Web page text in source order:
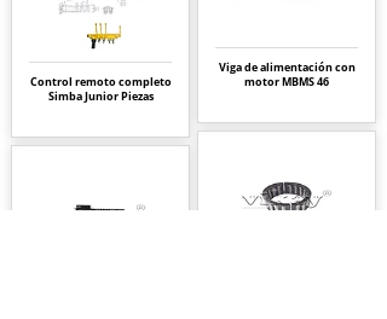
Control remoto completo
Simba Junior Piezas
Viga de alimentación con
motor MBMS 46